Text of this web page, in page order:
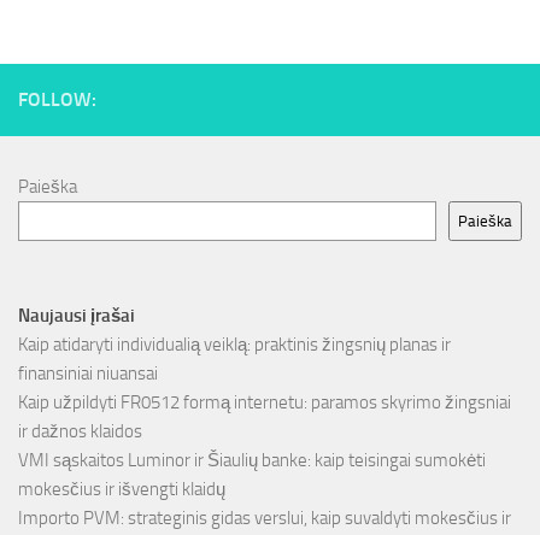
FOLLOW:
Paieška
Paieška
Naujausi įrašai
Kaip atidaryti individualią veiklą: praktinis žingsnių planas ir
finansiniai niuansai
Kaip užpildyti FR0512 formą internetu: paramos skyrimo žingsniai
ir dažnos klaidos
VMI sąskaitos Luminor ir Šiaulių banke: kaip teisingai sumokėti
mokesčius ir išvengti klaidų
Importo PVM: strateginis gidas verslui, kaip suvaldyti mokesčius ir